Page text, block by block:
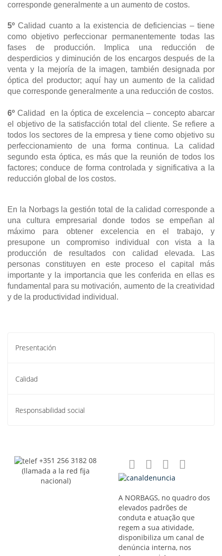
corresponde generalmente a un aumento de costos.
5º Calidad cuanto a la existencia de deficiencias – tiene
como objetivo perfeccionar permanentemente todas las
fases de producción. Implica una reducción de
desperdicios y diminución de los encargos después de la
venta y la mejoría de la imagen, también designada por
óptica del productor; aquí hay un aumento de la calidad
que corresponde generalmente a una reducción de costos.
6º Calidad en la óptica de excelencia – concepto abarcar
el objetivo de la satisfacción total del cliente. Se refiere a
todos los sectores de la empresa y tiene como objetivo su
perfeccionamiento de una forma continua. La calidad
segundo esta óptica, es más que la reunión de todos los
factores; conduce de forma controlada y significativa a la
reducción global de los costos.
En la Norbags la gestión total de la calidad corresponde a
una cultura empresarial donde todos se empeñan al
máximo para obtener excelencia en el trabajo, y
presupone un compromiso individual con vista a la
producción de resultados con calidad elevada. Las
personas constituyen en este proceso el capital más
importante y la importancia que les conferida en ellas es
fundamental para su motivación, aumento de la creatividad
y de la productividad individual.
Presentación
Calidad
Responsabilidad social
+351 256 3182 08
(llamada a la red fija
nacional)
A NORBAGS, no quadro dos
elevados padrões de
conduta e atuação que
regem a sua atividade,
disponibiliza um canal de
denúncia interna, nos